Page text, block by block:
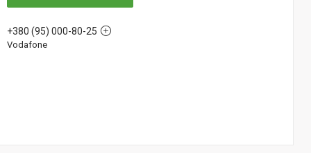
+380 (95) 000-80-25
Vodafone